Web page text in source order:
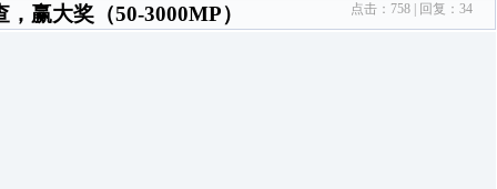
赢大奖（50-3000MP） 点击： 758 | 回复： 34